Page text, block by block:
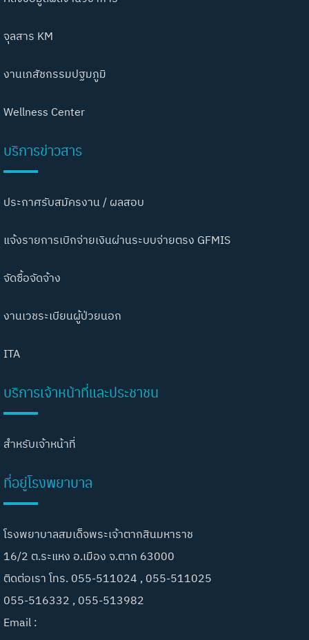
จุลสาร KM
งานเภสัชกรรมปฐมภูมิ
Wellness Center
บริการข่าวสาร
ประกาศรับสมัครงาน / ผลสอบ
แจ้งรายการเบิกจ่ายเงินผ่านระบบจ่ายตรง GFMIS
จัดซื้อจัดจ้าง
งานเวชระเบียนผู้ป่วยนอก
ITA
บริการเจ้าหน้าที่และประชาชน
สำหรับเจ้าหน้าที่
ที่อยู่โรงพยาบาล
โรงพยาบาลสมเด็จพระเจ้าตากสินมหาราช
16/2 ต.ระแหง อ.เมือง จ.ตาก 63000
ติดต่อเรา โทร. 055-511024 , 055-511025
055-516332 , 055-513982
Email :